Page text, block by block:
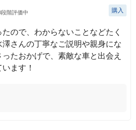
段階評価中 購入
ので、わからないことなどたく
さんの丁寧なご説明や親身にな
たおかげで、素敵な車と出会え
ます！